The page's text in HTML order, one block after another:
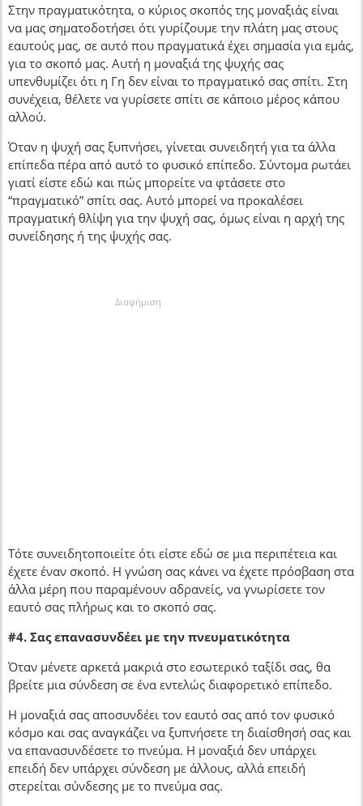
Στην πραγματικότητα, ο κύριος σκοπός της μοναξιάς είναι
να μας σηματοδοτήσει ότι γυρίζουμε την πλάτη μας στους
εαυτούς μας, σε αυτό που πραγματικά έχει σημασία για εμάς,
για το σκοπό μας. Αυτή η μοναξιά της ψυχής σας
υπενθυμίζει ότι η Γη δεν είναι το πραγματικό σας σπίτι. Στη
συνέχεια, θέλετε να γυρίσετε σπίτι σε κάποιο μέρος κάπου
αλλού.
Όταν η ψυχή σας ξυπνήσει, γίνεται συνειδητή για τα άλλα
επίπεδα πέρα ​​από αυτό το φυσικό επίπεδο. Σύντομα ρωτάει
γιατί είστε εδώ και πώς μπορείτε να φτάσετε στο
“πραγματικό” σπίτι σας. Αυτό μπορεί να προκαλέσει
πραγματική θλίψη για την ψυχή σας, όμως είναι η αρχή της
συνείδησης ή της ψυχής σας.
Διαφήμιση
Τότε συνειδητοποιείτε ότι είστε εδώ σε μια περιπέτεια και
έχετε έναν σκοπό. Η γνώση σας κάνει να έχετε πρόσβαση στα
άλλα μέρη που παραμένουν αδρανείς, να γνωρίσετε τον
εαυτό σας πλήρως και το σκοπό σας.
#4. Σας επανασυνδέει με την πνευματικότητα
Όταν μένετε αρκετά μακριά στο εσωτερικό ταξίδι σας, θα
βρείτε μια σύνδεση σε ένα εντελώς διαφορετικό επίπεδο.
Η μοναξιά σας αποσυνδέει τον εαυτό σας από τον φυσικό
κόσμο και σας αναγκάζει να ξυπνήσετε τη διαίσθησή σας και
να επανασυνδέσετε το πνεύμα. Η μοναξιά δεν υπάρχει
επειδή δεν υπάρχει σύνδεση με άλλους, αλλά επειδή
στερείται σύνδεσης με το πνεύμα σας.